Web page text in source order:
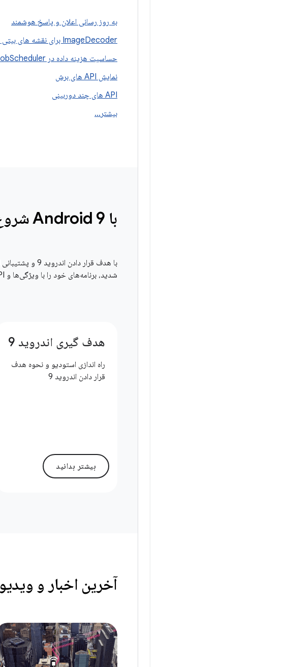
به روز رسانی اعلان و پاسخ هوشمند
ImageDecoder برای نقشه های بیتی و ترسیمی
حساسیت هزینه داده در Job Scheduler
نمایش API های برش
API های چند دوربینی
بیشتر .
.
.
با Android 9 شروع کنید!
با هدف قرار
شدید، برنامه‌های خود را با ویژگی‌ها و APIهای جدید گسترش دهید.
هدف گیری اندروید 9
راه اندازی استودیو و نحوه هدف
قرار دادن اندروید 9
بیشتر بدانید
آخرین اخبار و